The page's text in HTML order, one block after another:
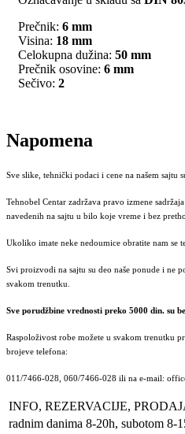
Prečnik: 6 mm
Visina: 18 mm
Celokupna dužina: 50 mm
Prečnik osovine: 6 mm
Sečivo: 2
Napomena
Sve slike, tehnički podaci i cene na našem sajtu
Tehnobel Centar zadržava pravo izmene
navedenih na sajtu u bilo koje vreme i bez
Ukoliko imate neke nedoumice obratite nam se
Svi proizvodi na sajtu su deo naše ponude i ne
svakom trenutku.
Sve porudžbine vrednosti preko 5000 din. su
Raspoloživost robe možete u svakom trenutku
brojeve telefona:
011/7466-028, 060/7466-028 ili na e-mail:
INFO, REZERVACIJE,
radnim danima 8-20h, subotom 8-